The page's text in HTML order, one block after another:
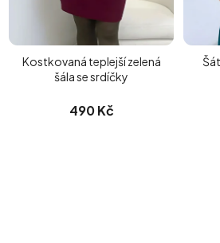
Kostkovaná teplejší zelená
šála se srdíčky
490 Kč